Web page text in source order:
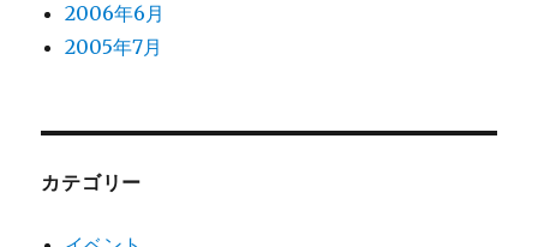
2006年6月
2005年7月
カテゴリー